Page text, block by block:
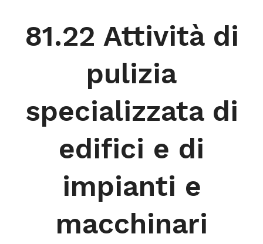
81.22 Attività di
pulizia
specializzata di
edifici e di
impianti e
macchinari